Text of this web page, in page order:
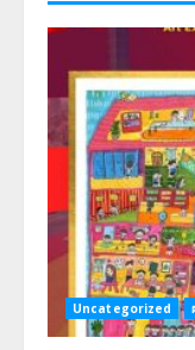
Uncategorized